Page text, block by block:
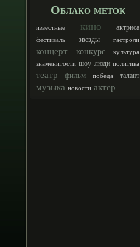
Облако меток
известные кино актриса
фестиваль звезды гастроли
концерт конкурс
культура
знаменитости шоу люди политика
театр фильм победа талант
музыка новости актер